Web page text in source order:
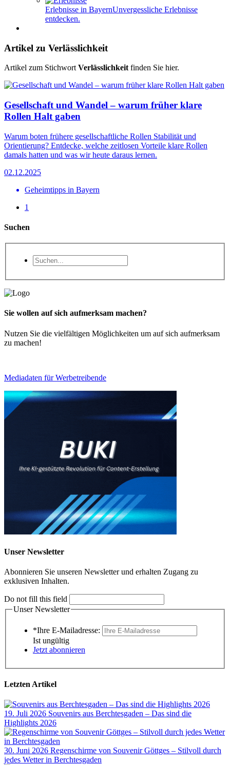
Erlebnisse in BayernUnvergessliche Erlebnisse
entdecken.
Artikel zu Verlässlichkeit
Artikel zum StichwortVerlässlichkeitfinden Sie hier.
Gesellschaft und Wandel – warum früher klare
Rollen Halt gaben
Warum boten frühere gesellschaftliche Rollen Stabilität und
Orientierung? Entdecke, welche zeitlosen Vorteile klare Rollen
damals hatten und was wir heute daraus lernen.
02.12.2025
Geheimtipps in Bayern
1
Suchen
Sie wollen auf sich aufmerksam machen?
Nutzen Sie die vielfältigen Möglichkeiten um auf sich aufmerksam
zu machen!
Mediadaten für Werbetreibende
Unser Newsletter
Abonnieren Sie unseren Newsletter und erhalten Zugang zu
exklusiven Inhalten.
Do not fill this field
Unser Newsletter
*Ihre E-Mailadresse:
Ist ungültig
Jetzt abonnieren
Letzten Artikel
19. Juli 2026 Souvenirs aus Berchtesgaden – Das sind die
Highlights 2026
30. Juni 2026 Regenschirme von Souvenir Göttges – Stilvoll durch
jedes Wetter in Berchtesgaden